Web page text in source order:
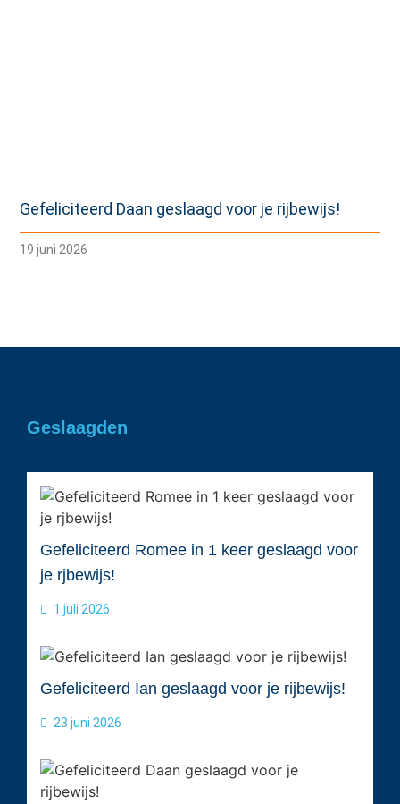
Gefeliciteerd Daan geslaagd voor je rijbewijs!
19 juni 2026
Geslaagden
Gefeliciteerd Romee in 1 keer geslaagd voor
je rjbewijs!
1 juli 2026
Gefeliciteerd Ian geslaagd voor je rijbewijs!
23 juni 2026